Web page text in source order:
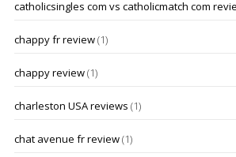
catholicsingles com vs catholicmatch com
chappy fr review(1)
chappy review(1)
charleston USA reviews (1)
chat avenue fr review(1)